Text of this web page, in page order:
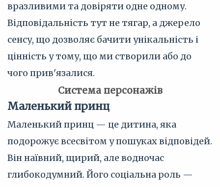
вразливими та довіряти одне одному.
Відповідальність тут не тягар, а джерело
сенсу, що дозволяє бачити унікальність і
цінність у тому, що ми створили або до
чого прив'язалися.
Система персонажів
Маленький принц
Маленький принц — це дитина, яка
подорожує всесвітом у пошуках відповідей.
Він наївний, щирий, але водночас
глибокодумний. Його соціальна роль —